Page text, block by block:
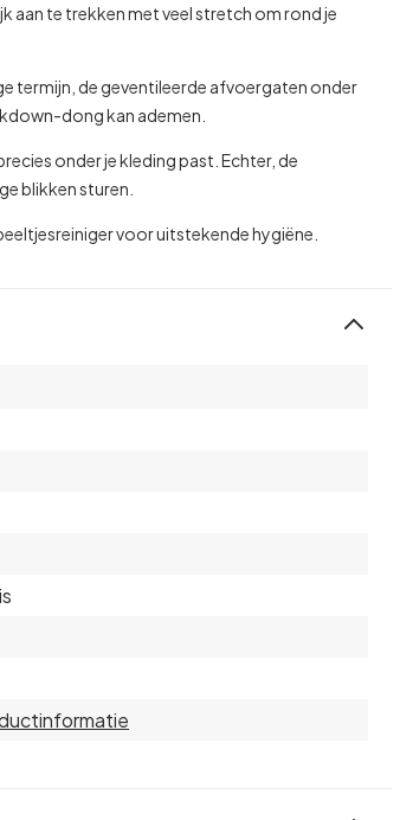
aan te trekken met veel stretch om rond je
termijn, de geventileerde afvoergaten onder
dong kan ademen.
onder je kleding past. Echter, de
blikken sturen.
voor uitstekende hygiëne.